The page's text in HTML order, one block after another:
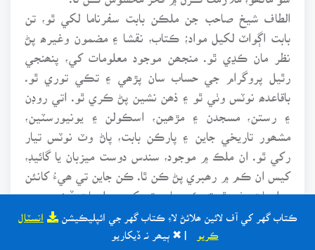
ڪتاب گهر کي آف لائين ھلائڻ لاءِ ڪتاب گهر جي ائپليڪيشن انسٽال
| ✖ ٻيھر نہ ڏيکاريو
الطاف شيخ صاحب جن ملڪن بابت سفرناما لکي ٿو، تن
بابت اڳواٽ لکيل مواد؛ ڪتاب، نقشا ۽ مضمون وغيرھ پڻ
نظر مان ڪڍي ٿو. منجھن موجود معلومات کي، پنھنجي
رٿيل پروگرام جي حساب سان پڙھي ۽ تڪي توري ٿو.
باقاعدھ نوٽس وٺي ٿو ۽ ذھن نشين پڻ ڪري ٿو. اتي روڊن
۽ رستن، مسجدن ۽ مڙھين، اسڪولن ۽ يونيورسٽين،
مشھور تاريخي جاين ۽ پارڪن بابت، پاڻ وٽ نوٽس تيار
رکي ٿو. ان ملڪ ۾ موجود، سندس دوست ميزبان يا گائيڊ،
کيس ان ڪم ۾ رھبري پڻ ڪن ٿا. ڪن جاين تي ھيءُ کانئن
معلومات وٺي ٿو ته ڪن جاين تي کين معلومات ڏيئي عجب
۾ وجھي ڇڏي ٿو، جيئن ھن سفرنامي ۾ حاجي علي سندس
ميزبان ته آھي پر گھمڻ وقت ھيءُ سندس گائيڊ آھي، ھو نه.